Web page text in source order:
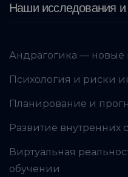
Наши исследования и
Андрагогика — новые
Психология и риски
Планирование и
Развитие внутренних
Виртуальная
обучении